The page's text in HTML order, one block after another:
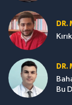
DR.
DR.
Bu